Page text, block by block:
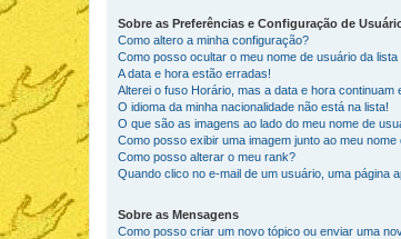
Sobre as Preferências e Configuração de
Como altero a minha configuração?
Como posso ocultar o meu nome de usuário da
A data e hora estão erradas!
Alterei o fuso Horário, mas a data e hora continuam
O idioma da minha nacionalidade não está na lista!
O que são as imagens ao lado do meu nome de
Como posso exibir uma imagem junto ao meu nome
Como posso alterar o meu rank?
Quando clico no e-mail de um usuário, uma página
Sobre as Mensagens
Como posso criar um novo tópico ou enviar uma